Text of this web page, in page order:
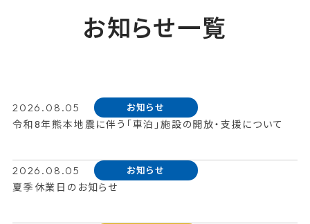
お知らせ一覧
2026.08.05 お知らせ
令和8年熊本地震に伴う「車泊」施設の開放・支援について
2026.08.05 お知らせ
夏季休業日のお知らせ